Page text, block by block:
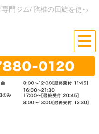
門ジム/ 胸椎の回旋を使っ